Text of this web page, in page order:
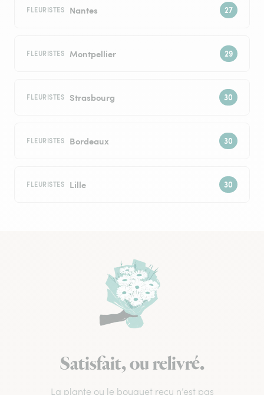
FLEURISTES Nantes
FLEURISTES Montpellier
FLEURISTES Strasbourg
FLEURISTES Bordeaux
FLEURISTES Lille
Satisfait, ou relivré.
La plante ou le bouquet reçu n’est pas